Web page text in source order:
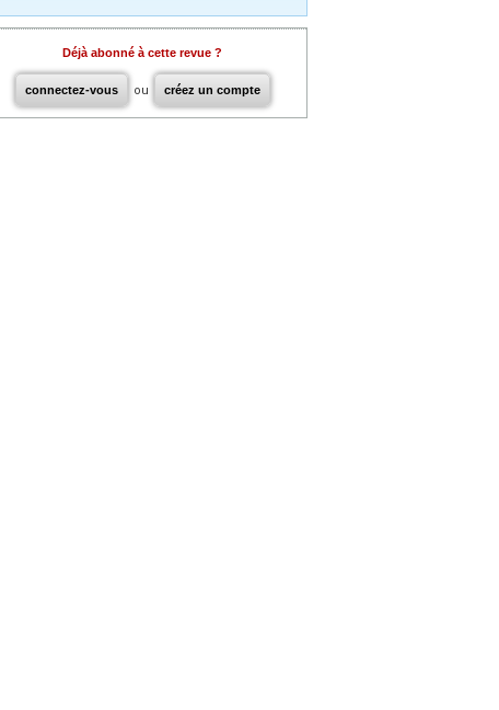
Déjà abonné à cette revue ?
connectez-vous ou créez un compte